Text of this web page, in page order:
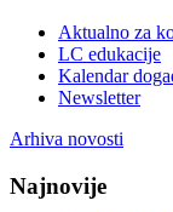
Aktualno za
LC edukacije
Kalendar
Newsletter
Arhiva novosti
Najnovije